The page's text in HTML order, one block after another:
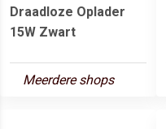
Draadloze Oplader
15W Zwart
Meerdere shops